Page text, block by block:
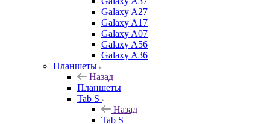
Galaxy A27
Galaxy A17
Galaxy A07
Galaxy A56
Galaxy A36
Планшеты
Назад
Планшеты
Tab S
Назад
Tab S